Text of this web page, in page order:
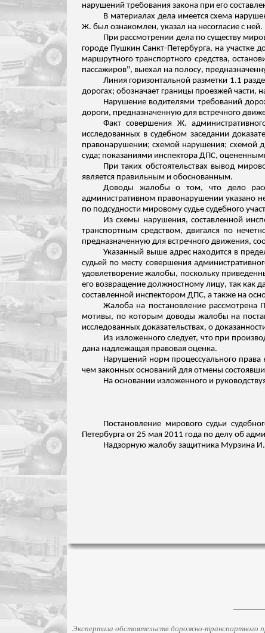
нарушений требования закона при его
В материалах дела имеется схема
Ж. был ознакомлен, указал на несогласие с ней.
При рассмотрении дела по существу
городе Пушкин Санкт-Петербурга, на
маршрутного транспортного средства,
пассажиров", выехал на полосу,
Линия горизонтальной разметки 1.1
дорогах; обозначает границы проезжей части,
Нарушение водителями требований
дороги, предназначенную для встречного
Факт совершения Ж.
исследованных в судебном заседании
правонарушении; схемой нарушения; схемой
суда; показаниями инспектора ДПС,
При таких обстоятельствах вывод
является правильным и обоснованным.
Доводы жалобы о том, что дело
административном правонарушении указано
по подсудности мировому судье судебного
Из схемы нарушения, составленной
транспортным средством, двигался по
предназначенную для встречного движения,
Указанный выше адрес находится в
судьей по месту совершения
удовлетворение жалобы, поскольку
его возвращение должностному лицу, так как
составленной инспектором ДПС, а также на
Жалоба на постановление
мотивы, по которым доводы жалобы на
исследованных доказательствах, о
Из изложенного следует, что при
дана надлежащая правовая оценка.
Нарушений норм процессуального права
чем законных оснований для отмены
На основании изложенного и
Постановление мирового судьи
Петербурга от 25 мая 2011 года по делу об
Надзорную жалобу защитника Мурзина
Экспертиза обстоятельств дорожно-транспортного